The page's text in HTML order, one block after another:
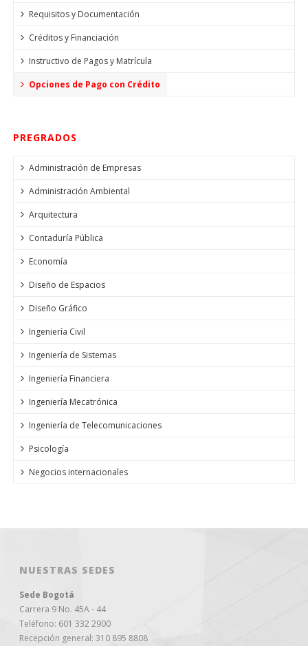
Requisitos y Documentación
Créditos y Financiación
Instructivo de Pagos y Matrícula
Opciones de Pago con Crédito
PREGRADOS
Administración de Empresas
Administración Ambiental
Arquitectura
Contaduría Pública
Economía
Diseño de Espacios
Diseño Gráfico
Ingeniería Civil
Ingeniería de Sistemas
Ingeniería Financiera
Ingeniería Mecatrónica
Ingeniería de Telecomunicaciones
Psicología
Negocios internacionales
NUESTRAS SEDES
Sede Bogotá
Carrera 9 No. 45A - 44
Teléfono: 601 332 2900
Recepción general: 310 895 8808